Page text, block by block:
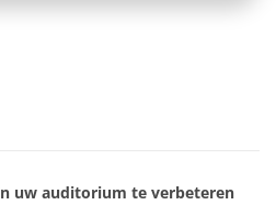
uw auditorium te verbeteren